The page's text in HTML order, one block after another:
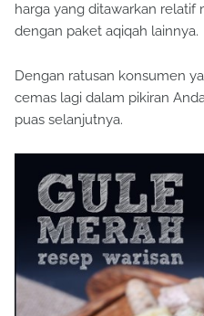
harga yang ditawarkan relatif
dengan paket aqiqah lainnya.
Dengan ratusan konsumen
cemas lagi dalam pikiran
puas selanjutnya.